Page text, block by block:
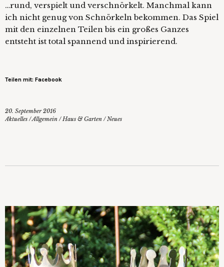
…rund, verspielt und verschnörkelt. Manchmal kann
ich nicht genug von Schnörkeln bekommen. Das Spiel
mit den einzelnen Teilen bis ein großes Ganzes
entsteht ist total spannend und inspirierend.
Teilen mit: Facebook
20. September 2016
Aktuelles /Allgemein /Haus & Garten /Neues